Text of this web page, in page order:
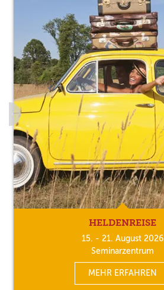
HELDENREISE
15. - 21. August 2026
Seminarzentrum
MEHR ERFAHREN